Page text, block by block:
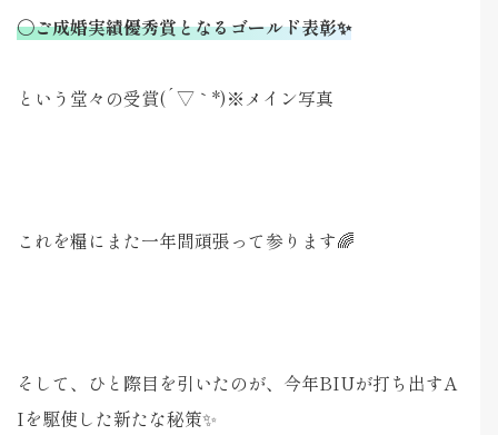
〇ご成婚実績優秀賞となるゴールド表彰✨
という堂々の受賞(´▽｀*)※メイン写真
これを糧にまた一年間頑張って参ります🌈
そして、ひと際目を引いたのが、今年BIUが打ち出すA
Iを駆使した新たな秘策✨